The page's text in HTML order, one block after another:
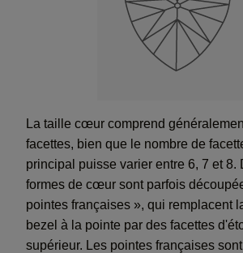
La taille cœur comprend
facettes, bien que le nombre de
principal puisse varier entre 6, 7 et 8.
formes de cœur sont parfois
pointes françaises », qui remplacent
bezel à la pointe par des facettes
supérieur. Les pointes françaises